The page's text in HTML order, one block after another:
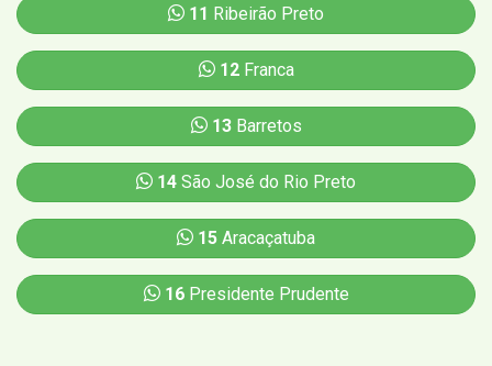
11 Ribeirão Preto
12Franca
13Barretos
14 São José do Rio Preto
15 Aracaçatuba
16Presidente Prudente